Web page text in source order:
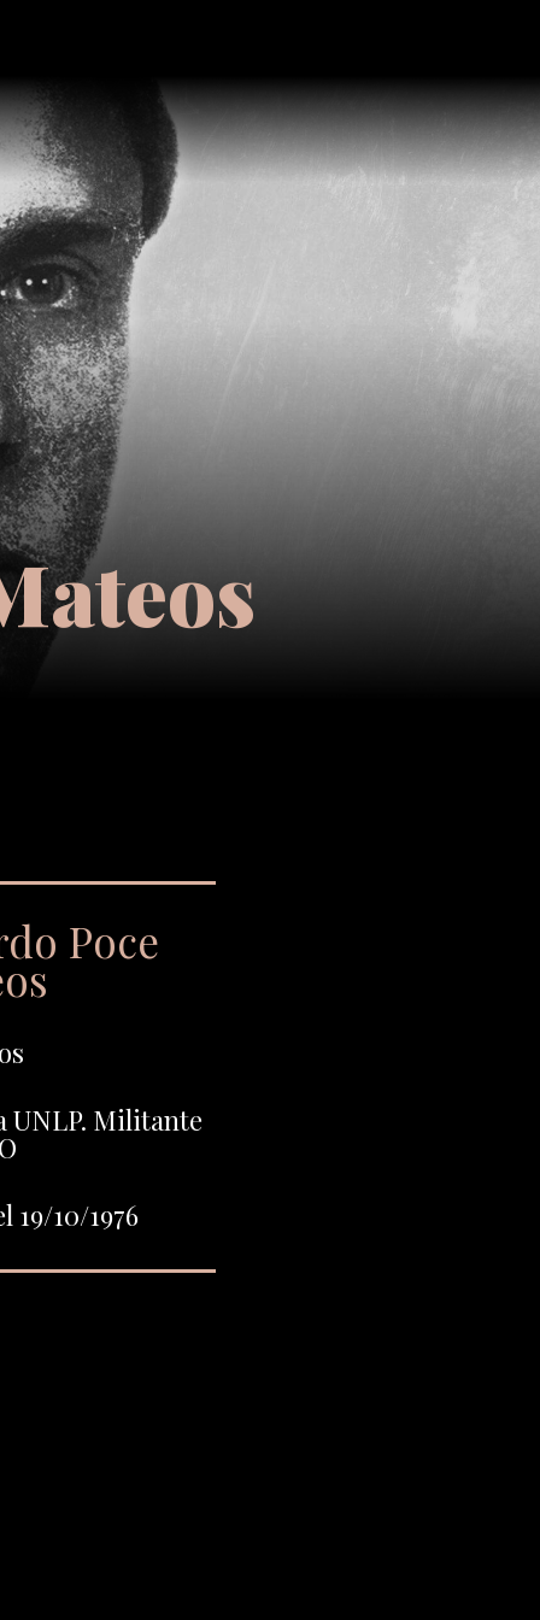
Poce
UNLP. Militante
19/10/1976